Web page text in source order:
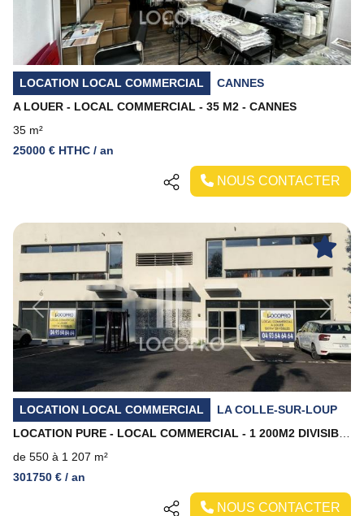
LOCATION LOCAL COMMERCIAL
CANNES
A LOUER - LOCAL COMMERCIAL - 35 M2 - CANNES
35 m²
25000 € HTHC / an
NOUS CONTACTER
Previous Next
LOCATION LOCAL COMMERCIAL
LA COLLE-SUR-LOUP
de 550 à 1 207 m²
301750 € / an
NOUS CONTACTER